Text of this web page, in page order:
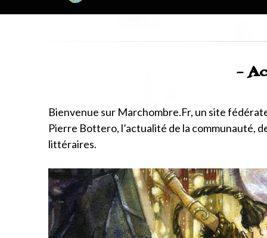
C
-
Bienvenue sur Marchombre.Fr, un site
Pierre Bottero, l’actualité de la communauté,
littéraires.